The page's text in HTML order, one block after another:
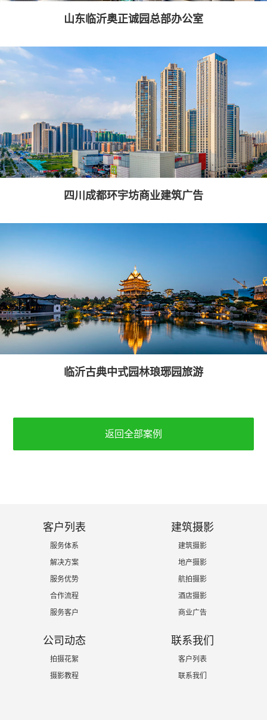
山东临沂奥正诚园总部办公室
四川成都环宇坊商业建筑广告
临沂古典中式园林琅琊园旅游
返回全部案例
客户列表
服务体系
解决方案
服务优势
合作流程
服务客户
建筑摄影
建筑摄影
地产摄影
航拍摄影
酒店摄影
商业广告
公司动态
拍摄花絮
摄影教程
联系我们
客户列表
联系我们